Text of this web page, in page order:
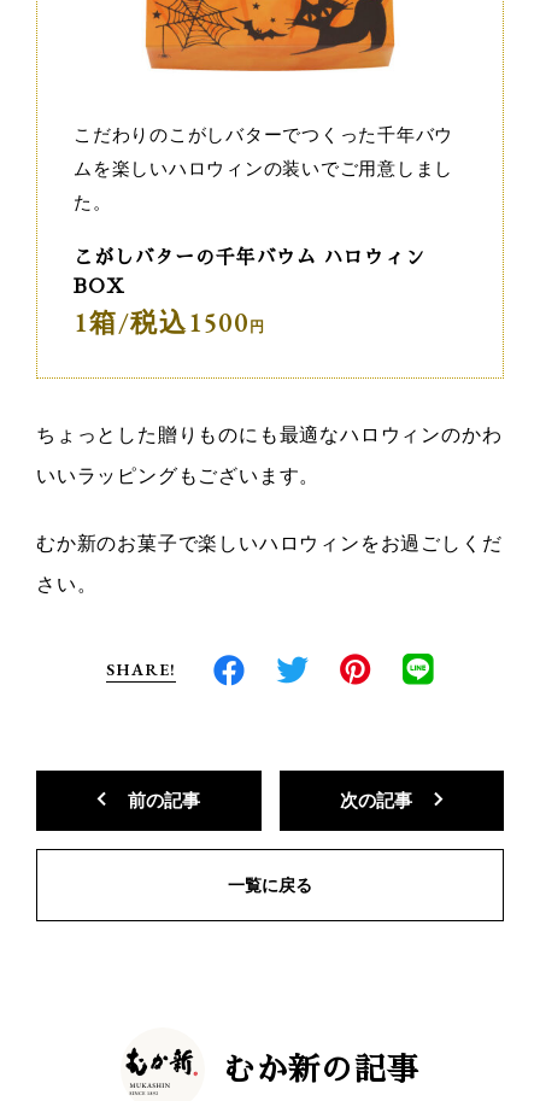
こだわりのこがしバターでつくった千年バウ
ムを楽しいハロウィンの装いでご用意しまし
た。
こがしバターの千年バウム ハロウィン
BOX
1箱/税込1500
ちょっとした贈りものにも最適なハロウィンのかわ
いいラッピングもございます。
むか新のお菓子で楽しいハロウィンをお過ごしくだ
さい。
SHARE!
前の記事
一覧に戻る
次の記事
むか新の記事